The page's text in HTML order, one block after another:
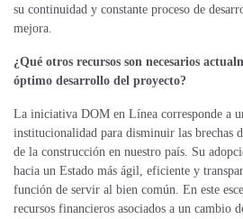
su continuidad y constante proceso de
mejora.
¿Qué otros recursos son necesarios
óptimo desarrollo del proyecto?
La iniciativa DOM en Línea corresponde a
institucionalidad para disminuir las brechas
de la construcción en nuestro país. Su
hacia un Estado más ágil, eficiente y
función de servir al bien común. En este
recursos financieros asociados a un cambio